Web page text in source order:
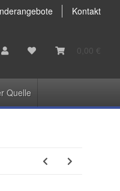
Kontakt
0,00 €
Quelle